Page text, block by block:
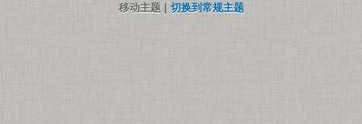
移动主题 | 切换到常规主题